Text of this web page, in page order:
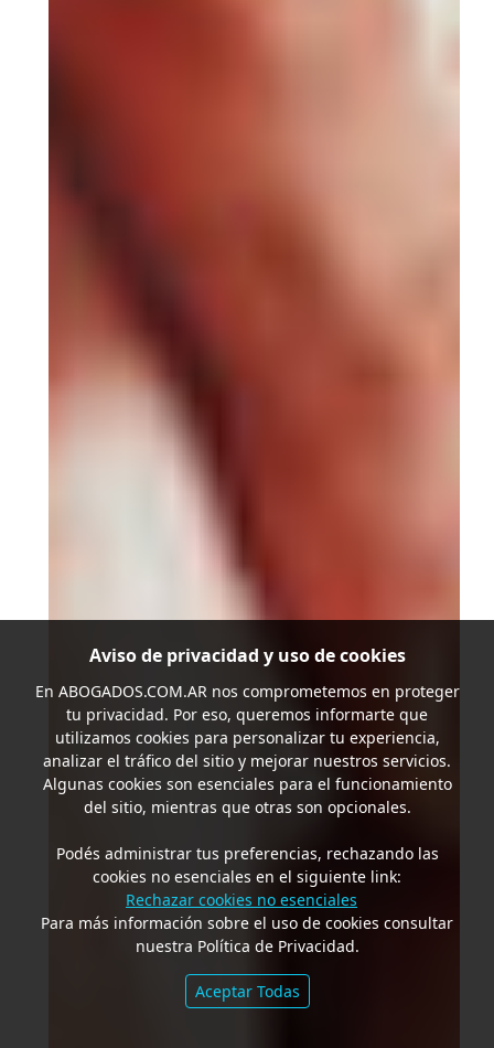
Aviso de privacidad y uso de cookies
En ABOGADOS.COM.ARnos comprometemos en proteger
tu privacidad. Por eso, queremos informarte que
utilizamos cookies para personalizar tu experiencia,
analizar el tráfico del sitio y mejorar nuestros servicios.
Algunas cookies son esenciales para el funcionamiento
del sitio, mientras que otras son opcionales.
Podés administrar tus preferencias, rechazando las
cookies no esenciales en el siguiente link:
Rechazar cookies no esenciales
Para más información sobre el uso de cookies consultar
nuestra Política de Privacidad.
Aceptar Todas